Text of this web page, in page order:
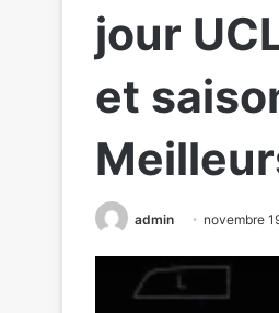
jour
et
admin novembre